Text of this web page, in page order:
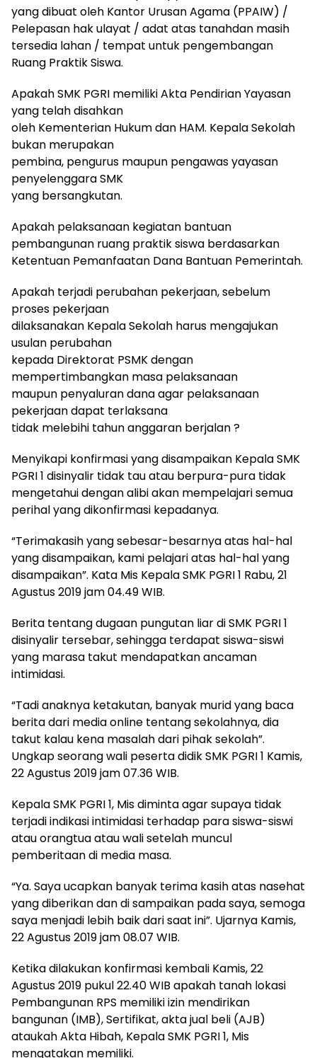
yang dibuat oleh Kantor Urusan Agama (PPAIW) /
Pelepasan hak ulayat / adat atas tanahdan masih
tersedia lahan / tempat untuk pengembangan
Ruang Praktik Siswa.
Apakah SMK PGRI memiliki Akta Pendirian Yayasan
yang telah disahkan
oleh Kementerian Hukum dan HAM. Kepala Sekolah
bukan merupakan
pembina, pengurus maupun pengawas yayasan
penyelenggara SMK
yang bersangkutan.
Apakah pelaksanaan kegiatan bantuan
pembangunan ruang praktik siswa berdasarkan
Ketentuan Pemanfaatan Dana Bantuan Pemerintah.
Apakah terjadi perubahan pekerjaan, sebelum
proses pekerjaan
dilaksanakan Kepala Sekolah harus mengajukan
usulan perubahan
kepada Direktorat PSMK dengan
mempertimbangkan masa pelaksanaan
maupun penyaluran dana agar pelaksanaan
pekerjaan dapat terlaksana
tidak melebihi tahun anggaran berjalan ?
Menyikapi konfirmasi yang disampaikan Kepala SMK
PGRI 1 disinyalir tidak tau atau berpura-pura tidak
mengetahui dengan alibi akan mempelajari semua
perihal yang dikonfirmasi kepadanya.
“Terimakasih yang sebesar-besarnya atas hal-hal
yang disampaikan, kami pelajari atas hal-hal yang
disampaikan”. Kata Mis Kepala SMK PGRI 1 Rabu, 21
Agustus 2019 jam 04.49 WIB.
Berita tentang dugaan pungutan liar di SMK PGRI 1
disinyalir tersebar, sehingga terdapat siswa-siswi
yang marasa takut mendapatkan ancaman
intimidasi.
“Tadi anaknya ketakutan, banyak murid yang baca
berita dari media online tentang sekolahnya, dia
takut kalau kena masalah dari pihak sekolah”.
Ungkap seorang wali peserta didik SMK PGRI 1 Kamis,
22 Agustus 2019 jam 07.36 WIB.
Kepala SMK PGRI 1, Mis diminta agar supaya tidak
terjadi indikasi intimidasi terhadap para siswa-siswi
atau orangtua atau wali setelah muncul
pemberitaan di media masa.
“Ya. Saya ucapkan banyak terima kasih atas nasehat
yang diberikan dan di sampaikan pada saya, semoga
saya menjadi lebih baik dari saat ini”. Ujarnya Kamis,
22 Agustus 2019 jam 08.07 WIB.
Ketika dilakukan konfirmasi kembali Kamis, 22
Agustus 2019 pukul 22.40 WIB apakah tanah lokasi
Pembangunan RPS memiliki izin mendirikan
bangunan (IMB), Sertifikat, akta jual beli (AJB)
ataukah Akta Hibah, Kepala SMK PGRI 1, Mis
mengatakan memiliki.